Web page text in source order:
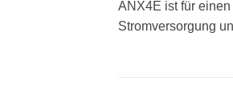
ANX4E ist für
Stromversorgung